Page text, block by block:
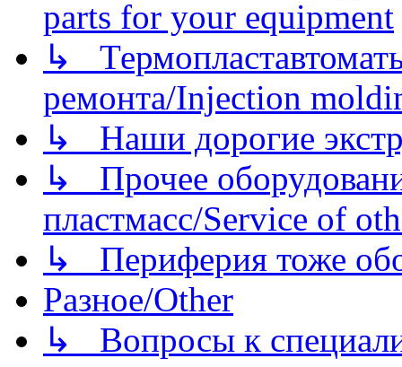
parts for your equipment
↳
ремонта/Injection
↳ Наши дорогие
↳ Прочее
пластмасс/Service of
↳ Периферия тоже
Разное/Other
↳ Вопросы к